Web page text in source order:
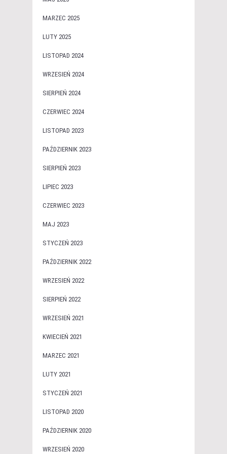
MARZEC 2025
LUTY 2025
LISTOPAD 2024
WRZESIEŃ 2024
SIERPIEŃ 2024
CZERWIEC 2024
LISTOPAD 2023
PAŹDZIERNIK 2023
SIERPIEŃ 2023
LIPIEC 2023
CZERWIEC 2023
MAJ 2023
STYCZEŃ 2023
PAŹDZIERNIK 2022
WRZESIEŃ 2022
SIERPIEŃ 2022
WRZESIEŃ 2021
KWIECIEŃ 2021
MARZEC 2021
LUTY 2021
STYCZEŃ 2021
LISTOPAD 2020
PAŹDZIERNIK 2020
WRZESIEŃ 2020